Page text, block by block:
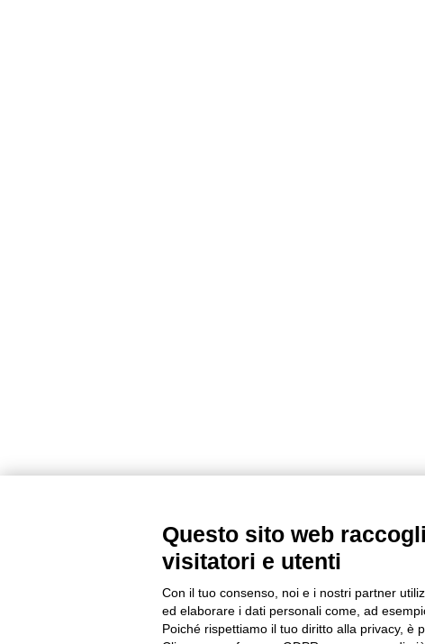
Questo sito web
visitatori e utenti
Con il tuo consenso, noi e i nostri partner
ed elaborare i dati personali come, ad
Poiché rispettiamo il tuo diritto alla privacy, è